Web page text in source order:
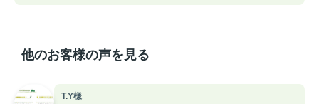
他のお客様の声を見る
T.Y様